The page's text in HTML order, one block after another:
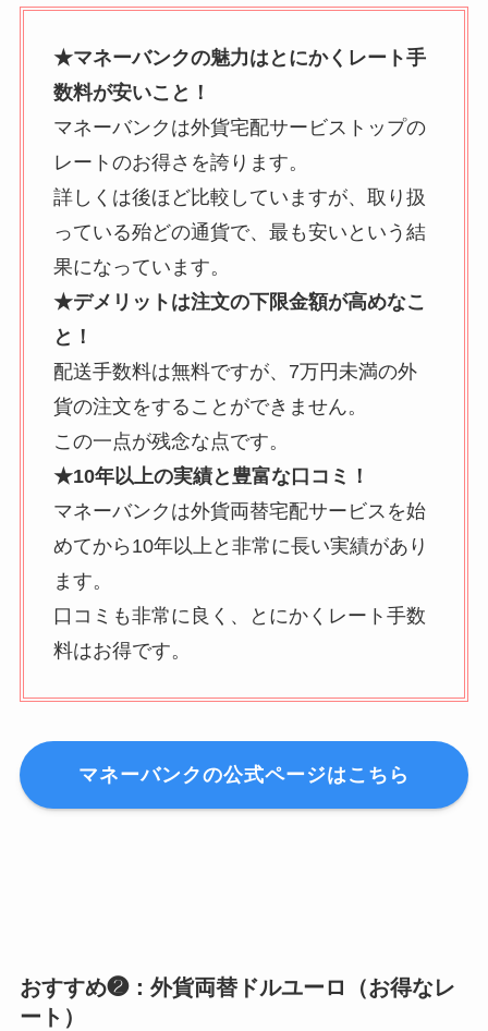
★マネーバンクの魅力はとにかくレート手
数料が安いこと！
マネーバンクは外貨宅配サービストップの
レートのお得さを誇ります。
詳しくは後ほど比較していますが、取り扱
っている殆どの通貨で、最も安いという結
果になっています。
★デメリットは注文の下限金額が高めなこ
と！
配送手数料は無料ですが、7万円未満の外
貨の注文をすることができません。
この一点が残念な点です。
★10年以上の実績と豊富な口コミ！
マネーバンクは外貨両替宅配サービスを始
めてから10年以上と非常に長い実績があり
ます。
口コミも非常に良く、とにかくレート手数
料はお得です。
マネーバンクの公式ページはこちら
おすすめ❷：外貨両替ドルユーロ（お得なレ
ート）